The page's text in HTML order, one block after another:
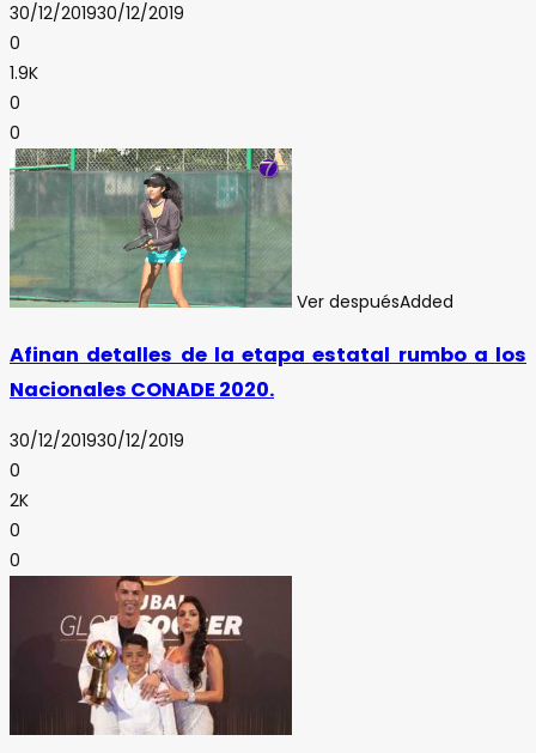
30/12/201930/12/2019
0
1.9K
0
0
Ver despuésAdded
Afinan detalles de la etapa estatal rumbo a los
Nacionales CONADE 2020.
30/12/201930/12/2019
0
2K
0
0